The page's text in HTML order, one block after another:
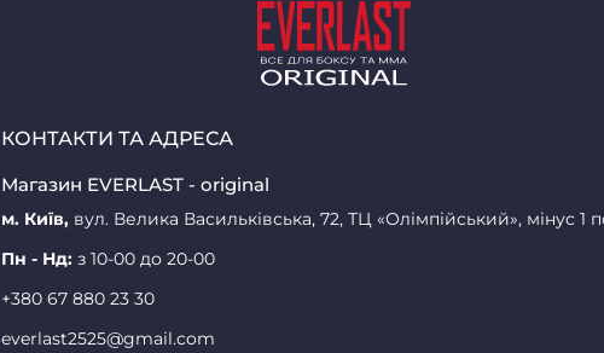
КОНТАКТИ ТА АДРЕСА
Магазин EVERLAST - original
м. Київ, вул. Велика Васильківська, 72, ТЦ «Олімпійський», мінус 1
Пн - Нд: з 10-00 до 20-00
+380 67 880 23 30
everlast2525@gmail.com